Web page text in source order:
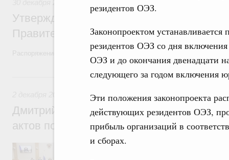
резидентов ОЭЗ.
Законопроектом
резидентов ОЭЗ со дня
ОЭЗ и до окончания двенадцати
следующего за годом включения
Эти положения законопроекта
действующих резидентов ОЭЗ,
прибыль организаций в
и сборах.
Утверждён план законопроектной
Правительства на 2023 год
Распоряжение от 23 декабря 2022 года №4112-р
2 декабря 2022, пятница
Правовые вопросы работы
Дмитрий Григоренко: Проблема
актов полностью решена
Заместитель Председателя